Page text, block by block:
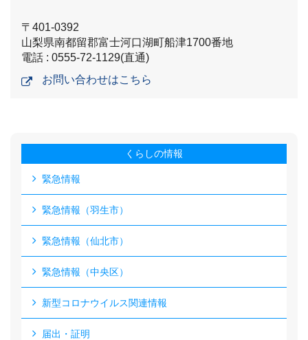
〒401-0392
山梨県南都留郡富士河口湖町船津1700番地
電話 : 0555-72-1129(直通)
お問い合わせはこちら
くらしの情報
緊急情報
緊急情報（羽生市）
緊急情報（仙北市）
緊急情報（中央区）
新型コロナウイルス関連情報
届出・証明